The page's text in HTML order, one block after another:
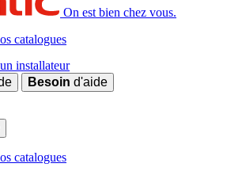
On est bien chez vous.
catalogues
un installateur
Besoin d'aide
catalogues